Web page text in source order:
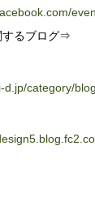
するブログ⇒
d.jp/category/